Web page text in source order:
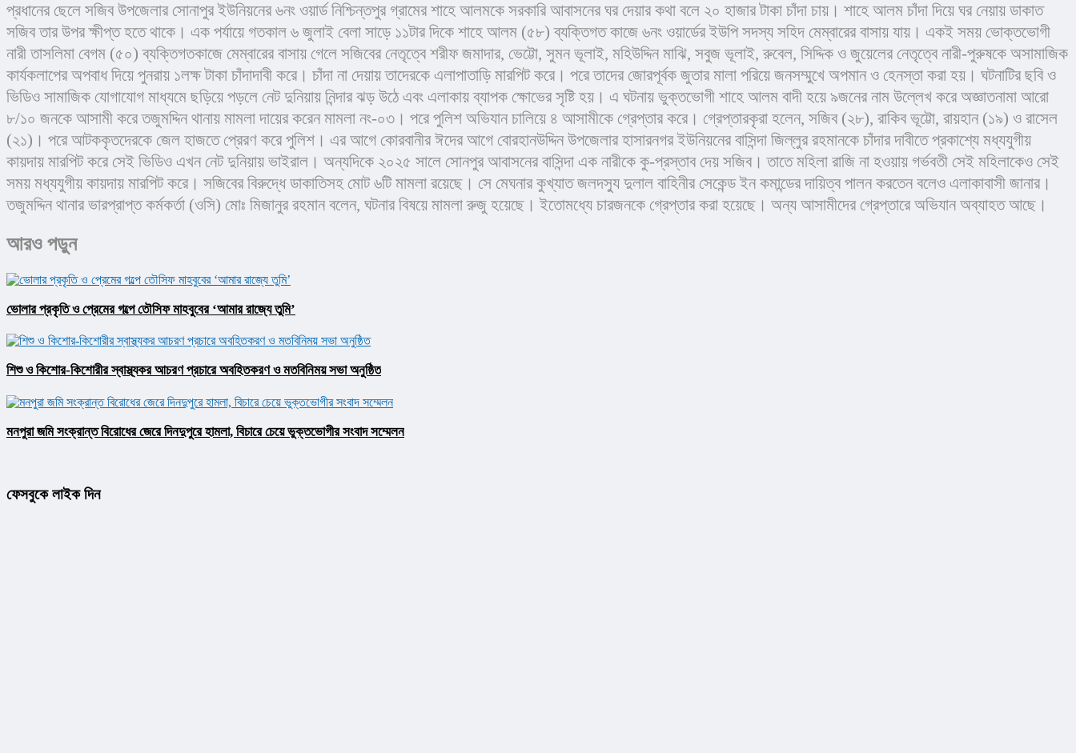
প্রধানের ছেলে সজিব উপজেলার সোনাপুর ইউনিয়নের ৬নং ওয়ার্ড নিশ্চিন্তপুর গ্রামের শাহে আলমকে সরকারি আবাসনের ঘর দেয়ার কথা বলে ২০ হাজার টাকা চাঁদা চায়। শাহে আলম চাঁদা দিয়ে ঘর নেয়ায় ডাকাত
সজিব তার উপর ক্ষীপ্ত হতে থাকে। এক পর্যায়ে গতকাল ৬ জুলাই বেলা সাড়ে ১১টার দিকে শাহে আলম (৫৮) ব্যক্তিগত কাজে ৬নং ওয়ার্ডের ইউপি সদস্য সহিদ মেম্বারের বাসায় যায়। একই সময় ভোক্তভোগী
নারী তাসলিমা বেগম (৫০) ব্যক্তিগতকাজে মেম্বারের বাসায় গেলে সজিবের নেতৃত্বে শরীফ জমাদার, ভেট্টো, সুমন ভূলাই, মহিউদ্দিন মাঝি, সবুজ ভূলাই, রুবেল, সিদ্দিক ও জুয়েলের নেতৃত্বে নারী-পুরুষকে অসামাজিক
কার্যকলাপের অপবাধ দিয়ে পুনরায় ১লক্ষ টাকা চাঁদাদাবী করে। চাঁদা না দেয়ায় তাদেরকে এলাপাতাড়ি মারপিট করে। পরে তাদের জোরপূর্বক জুতার মালা পরিয়ে জনসম্মুখে অপমান ও হেনস্তা করা হয়। ঘটনাটির ছবি ও
ভিডিও সামাজিক যোগাযোগ মাধ্যমে ছড়িয়ে পড়লে নেট দুনিয়ায় নিন্দার ঝড় উঠে এবং এলাকায় ব্যাপক ক্ষোভের সৃষ্টি হয়। এ ঘটনায় ভুক্তভোগী শাহে আলম বাদী হয়ে ৯জনের নাম উল্লেখ করে অজ্ঞাতনামা আরো
৮/১০ জনকে আসামী করে তজুমদ্দিন থানায় মামলা দায়ের করেন মামলা নং-০৩। পরে পুলিশ অভিযান চালিয়ে ৪ আসামীকে গ্রেপ্তার করে। গ্রেপ্তারকৃরা হলেন, সজিব (২৮), রাকিব ভূট্টো, রায়হান (১৯) ও রাসেল
(২১)। পরে আটককৃতদেরকে জেল হাজতে প্রেরণ করে পুলিশ। এর আগে কোরবানীর ঈদের আগে বোরহানউদ্দিন উপজেলার হাসারনগর ইউনিয়নের বাসিন্দা জিল্লুর রহমানকে চাঁদার দাবীতে প্রকাশ্যে মধ্যযুগীয়
কায়দায় মারপিট করে সেই ভিডিও এখন নেট দুনিয়ায় ভাইরাল। অন্যদিকে ২০২৫ সালে সোনপুর আবাসনের বাসিন্দা এক নারীকে কু-প্রস্তাব দেয় সজিব। তাতে মহিলা রাজি না হওয়ায় গর্ভবতী সেই মহিলাকেও সেই
সময় মধ্যযুগীয় কায়দায় মারপিট করে। সজিবের বিরুদ্ধে ডাকাতিসহ মোট ৬টি মামলা রয়েছে। সে মেঘনার কুখ্যাত জলদস্যু দুলাল বাহিনীর সেকেন্ড ইন কমান্ডের দায়িত্ব পালন করতেন বলেও এলাকাবাসী জানার।
তজুমদ্দিন থানার ভারপ্রাপ্ত কর্মকর্তা (ওসি) মোঃ মিজানুর রহমান বলেন, ঘটনার বিষয়ে মামলা রুজু হয়েছে। ইতোমধ্যে চারজনকে গ্রেপ্তার করা হয়েছে। অন্য আসামীদের গ্রেপ্তারে অভিযান অব্যাহত আছে।
আরও পড়ুন
ভোলার প্রকৃতি ও প্রেমের গল্পে তৌসিফ মাহবুবের ‘আমার রাজ্যে তুমি’
শিশু ও কিশোর-কিশোরীর স্বাস্থ্যকর আচরণ প্রচারে অবহিতকরণ ও মতবিনিময় সভা অনুষ্ঠিত
মনপুরা জমি সংক্রান্ত বিরোধের জেরে দিনদুপুরে হামলা, বিচারে চেয়ে ভুক্তভোগীর সংবাদ সম্মেলন
ফেসবুকে লাইক দিন